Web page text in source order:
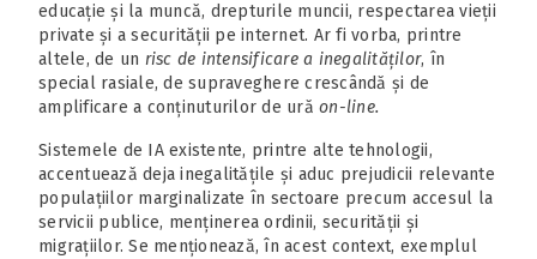
educație și la muncă, drepturile muncii, respectarea vieții
private și a securității pe internet. Ar fi vorba, printre
altele, de un risc de intensificare a inegalităților, în
special rasiale, de supraveghere crescândă și de
amplificare a conținuturilor de ură on-line.
Sistemele de IA existente, printre alte tehnologii,
accentuează deja inegalitățile și aduc prejudicii relevante
populațiilor marginalizate în sectoare precum accesul la
servicii publice, menținerea ordinii, securității și
migrațiilor. Se menționează, în acest context, exemplul